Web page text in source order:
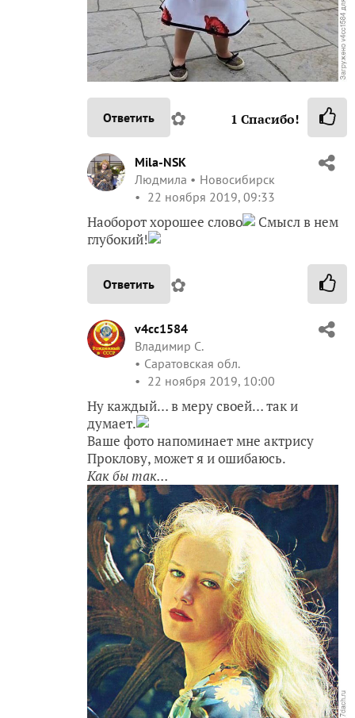
Ответить ✿ 1 Спасибо!
Mila-NSK
Людмила
Новосибирск
22 ноября 2019, 09:33
Наоборот хорошее слово
Смысл в нем
глубокий!
Ответить ✿
v4cc1584
Владимир С.
Саратовская обл.
22 ноября 2019, 10:00
Ну каждый… в меру своей… так и
думает.
Ваше фото напоминает мне актрису
Проклову, может я и ошибаюсь.
Как бы так...